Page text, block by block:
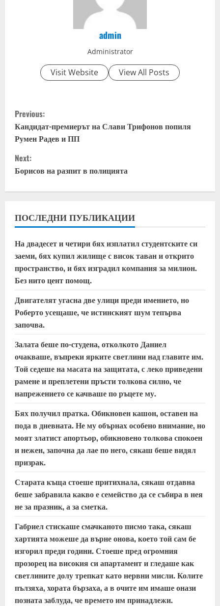
admin
Administrator
Visit Website View All Posts
C
o
n
t
i
n
u
e
R
e
a
d
i
n
g
Previous:
Кандидат-премиерът на Слави Трифонов попиля
Румен Радев и ПП
Next:
Борисов на разпит в полицията
ПОСЛЕДНИ ПУБЛИКАЦИИ
На двадесет и четири бях изплатил студентските си
заеми, бях купил жилище с висок таван и открито
пространство, и бях изградил компания за милион.
Без нито цент помощ.
Двигателят угасна две улици преди имението, но
Роберто усещаше, че истинският шум тепърва
започва.
Залата беше по-студена, отколкото Даниел
очакваше, въпреки ярките светлини над главите им.
Той седеше на масата на защитата, с леко приведени
рамене и преплетени пръсти толкова силно, че
напрежението се качваше по ръцете му.
Бях получил пратка. Обикновен кашон, оставен на
пода в дневната. Не му обърнах особено внимание, но
моят златист апортьор, обикновено толкова спокоен
и нежен, започна да лае по него, сякаш беше видял
призрак.
Старата къща стоеше притихнала, сякаш отдавна
беше забравила какво е семейство да се събира в нея
не за празник, а за сметка.
Габриел стискаше смачканото писмо така, сякаш
хартията можеше да върне онова, което той сам бе
изгорил преди години. Стоеше пред огромния
прозорец на високия си апартамент и гледаше как
светлините долу трепкат като нервни мисли. Колите
пълзяха, хората бързаха, а в очите им имаше онази
позната заблуда, че времето им принадлежи.